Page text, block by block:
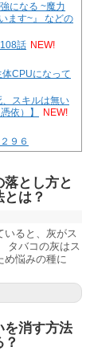
になる ~魔力
ます~』 などの
話 NEW!
CPUになって
スキルは無い
依）】
NEW!
９６
とし方と
は？
いると、灰がス
タバコの灰はス
め悩みの種に
を消す方法